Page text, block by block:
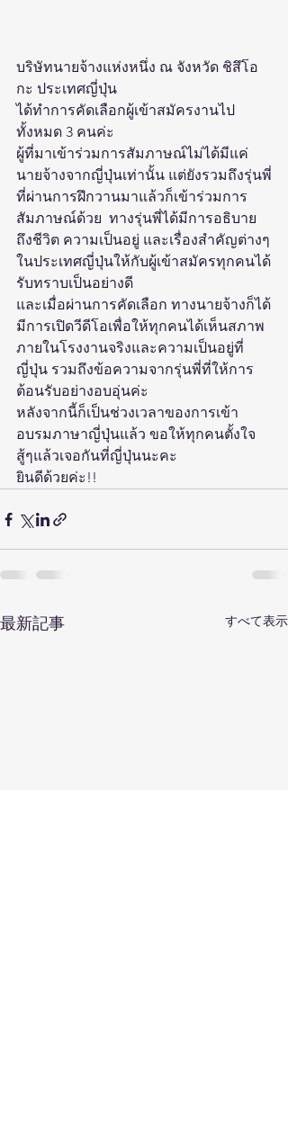
บริษัทนายจ้างแห่งหนึ่ง ณ จังหวัด ชิสึโอ
กะ ประเทศญี่ปุ่น
ได้ทำการคัดเลือกผู้เข้าสมัครงานไป
ทั้งหมด 3 คนค่ะ
ผู้ที่มาเข้าร่วมการสัมภาษณ์ไม่ได้มีแค่
นายจ้างจากญี่ปุ่นเท่านั้น แต่ยังรวมถึงรุ่นพี่
ที่ผ่านการฝึกวานมาแล้วก็เข้าร่วมการ
สัมภาษณ์ด้วย  ทางรุ่นพี่ได้มีการอธิบาย
ถึงชีวิต ความเป็นอยู่ และเรื่องสำคัญต่างๆ
ในประเทศญี่ปุ่นให้กับผู้เข้าสมัครทุกคนได้
รับทราบเป็นอย่างดี
และเมื่อผ่านการคัดเลือก ทางนายจ้างก็ได้
มีการเปิดวีดีโอเพื่อให้ทุกคนได้เห็นสภาพ
ภายในโรงงานจริงและความเป็นอยู่ที่
ญี่ปุ่น รวมถึงข้อความจากรุ่นพี่ที่ให้การ
ต้อนรับอย่างอบอุ่นค่ะ
หลังจากนี้ก็เป็นช่วงเวลาของการเข้า
อบรมภาษาญี่ปุ่นแล้ว ขอให้ทุกคนตั้งใจ
สู้ๆแล้วเจอกันที่ญี่ปุ่นนะคะ
ยินดีด้วยค่ะ!!
最新記事 すべて表示